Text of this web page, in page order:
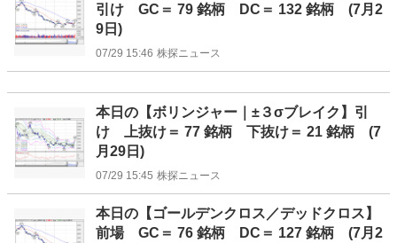
引け GC＝ 79 銘柄 DC＝ 132 銘柄 (7月2
9日)
07/29 15:46 株探ニュース
本日の【ボリンジャー｜±３σブレイク】引
け 上抜け＝ 77 銘柄 下抜け＝ 21 銘柄 (7
月29日)
07/29 15:45 株探ニュース
本日の【ゴールデンクロス／デッドクロス】
前場 GC＝ 76 銘柄 DC＝ 127 銘柄 (7月2